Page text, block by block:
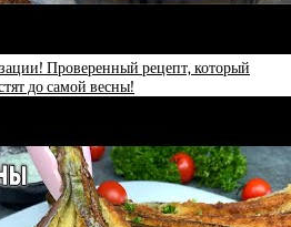
Проверенный рецепт, который
до самой весны!